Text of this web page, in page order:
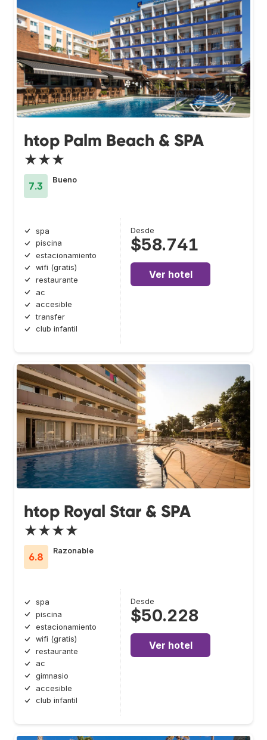
htop Palm Beach & SPA
★★★
7.3
Bueno
spa
piscina
estacionamiento
wifi (gratis)
restaurante
ac
accesible
transfer
club infantil
Desde
$58.741
Ver hotel
htop Royal Star & SPA
★★★★
6.8
Razonable
spa
piscina
estacionamiento
wifi (gratis)
restaurante
ac
gimnasio
accesible
club infantil
Desde
$50.228
Ver hotel